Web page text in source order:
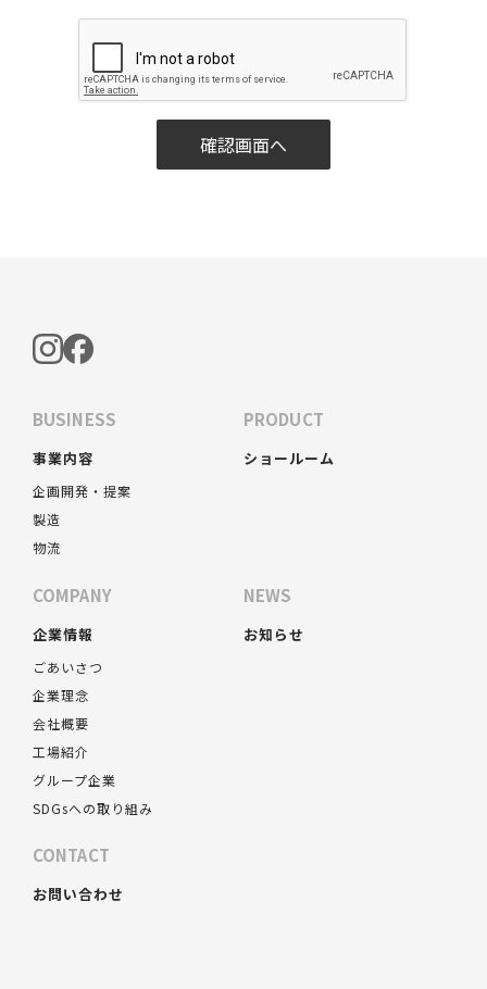
BUSINESS
事業内容
企画開発・提案
製造
物流
PRODUCT
ショールーム
COMPANY
企業情報
ごあいさつ
企業理念
会社概要
工場紹介
グループ企業
SDGsへの取り組み
NEWS
お知らせ
CONTACT
お問い合わせ